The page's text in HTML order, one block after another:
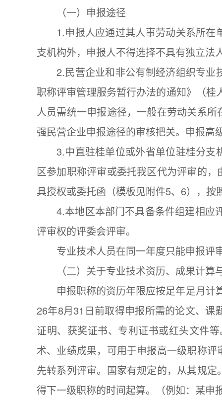
（一）申报途径
1.申报人应通过其人事劳动关系所
支机构外，申报人不得选择不具有独立法
2.民营企业和非公有制经济组织专
职称评审管理服务暂行办法的通知》（
人员需统一申报途径，一般在劳动关系
强民营企业申报途径的审核把关。申报高
3.中直驻桂单位或外省单位驻桂分
区参加职称评审或委托我区代为评审的
具授权或委托函（模板见附件5、6），
4.本地区本部门不具备条件组建相应
评审权的评委会评审。
专业技术人员在同一年度只能申报评
（二）关于专业技术资历、成果计
申报职称的资历年限应按足年足月
26年8月31日前取得申报所需的论文、
证明、获奖证书、专利证书或红头文件
术、业绩成果，可用于申报高一级职称
先转系列评审。国家有规定的，从其规
得下一级职称的时间起算。（例如：某